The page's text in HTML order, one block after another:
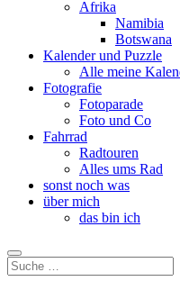
Afrika
Namibia
Botswana
Kalender und Puzzle
Alle meine
Fotografie
Fotoparade
Foto und Co
Fahrrad
Radtouren
Alles ums Rad
sonst noch was
über mich
das bin ich